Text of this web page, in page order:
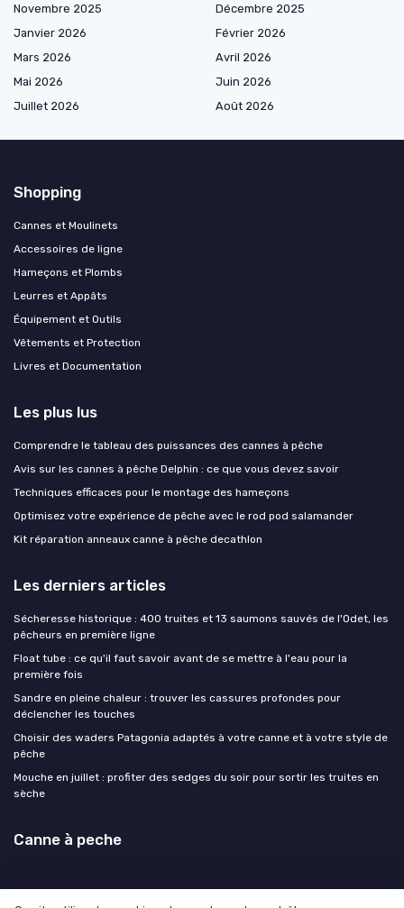
Novembre 2025
Décembre 2025
Janvier 2026
Février 2026
Mars 2026
Avril 2026
Mai 2026
Juin 2026
Juillet 2026
Août 2026
Shopping
Cannes et Moulinets
Accessoires de ligne
Hameçons et Plombs
Leurres et Appâts
Équipement et Outils
Vêtements et Protection
Livres et Documentation
Les plus lus
Comprendre le tableau des puissances des cannes à pêche
Avis sur les cannes à pêche Delphin : ce que vous devez savoir
Techniques efficaces pour le montage des hameçons
Optimisez votre expérience de pêche avec le rod pod salamander
Kit réparation anneaux canne à pêche decathlon
Les derniers articles
Sécheresse historique : 400 truites et 13 saumons sauvés de l'Odet, les
pêcheurs en première ligne
Float tube : ce qu'il faut savoir avant de se mettre à l'eau pour la
première fois
Sandre en pleine chaleur : trouver les cassures profondes pour
déclencher les touches
Choisir des waders Patagonia adaptés à votre canne et à votre style de
pêche
Mouche en juillet : profiter des sedges du soir pour sortir les truites en
sèche
Canne à peche